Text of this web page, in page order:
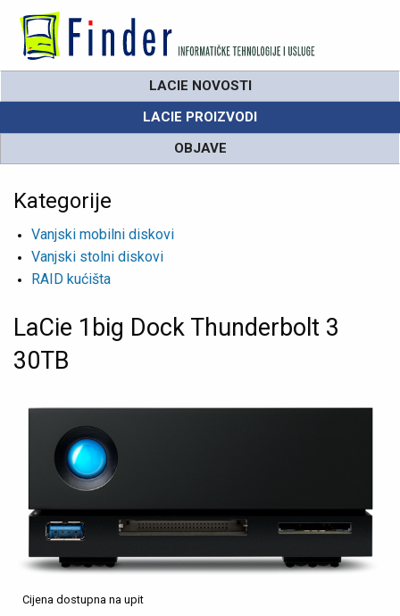
LACIE NOVOSTI
LACIE PROIZVODI
OBJAVE
Kategorije
Vanjski mobilni diskovi
Vanjski stolni diskovi
RAID kućišta
LaCie 1big Dock Thunderbolt 3
30TB
Cijena dostupna na upit